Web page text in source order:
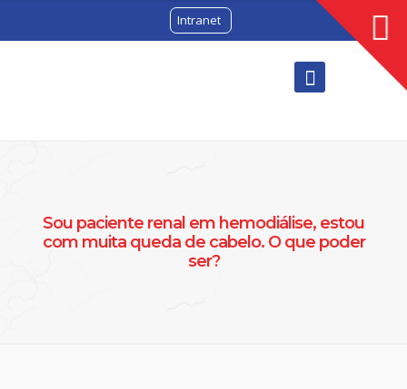
Intranet
Sou paciente renal em hemodiálise, estou
com muita queda de cabelo. O que poder
ser?